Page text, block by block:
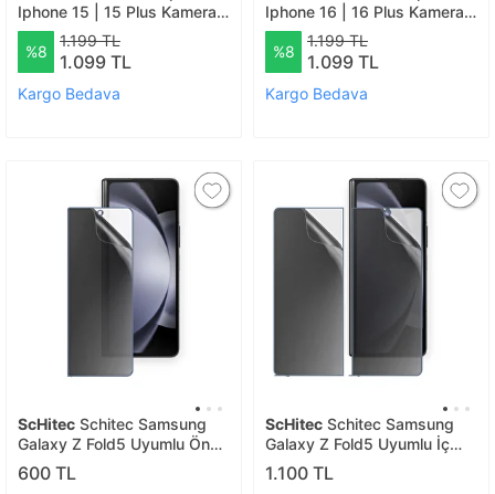
Iphone 15 | 15 Plus Kamera
Lens Koruyucu
%8
1.199 TL
1.099 TL
Kargo Bedava
Iphone 16 | 16 Plus Kamera
Lens Koruyucu
%8
1.199 TL
1.099 TL
Kargo Bedava
ScHitec Schitec Samsung
Galaxy Z Fold5 Uyumlu Ön
Yüzey Hayalet Privacy
Hidrojel Ekran Koruyucu
600 TL
ScHitec Schitec Samsung
Galaxy Z Fold5 Uyumlu İç
Ekran Hayalet Privacy
Hidrojel Koruyucu
1.100 TL